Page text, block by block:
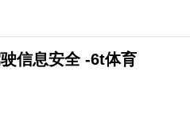
信息安全 -6t体育